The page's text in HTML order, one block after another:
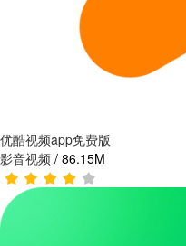
优酷视频app免费版
影音视频 / 86.15M